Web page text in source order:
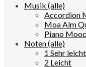
Musik (alle)
Accordion
Moa Alm
Piano
Noten (alle)
1 Sehr leicht
2 Leicht